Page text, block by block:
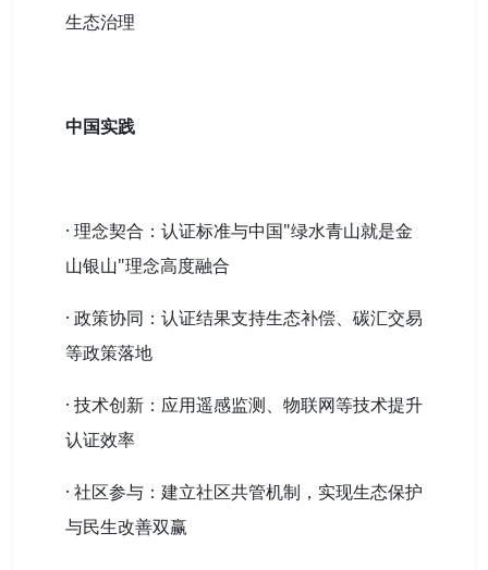
生态治理
中国实践
· 理念契合：认证标准与中国"绿水青山就是金
山银山"理念高度融合
· 政策协同：认证结果支持生态补偿、碳汇交易
等政策落地
· 技术创新：应用遥感监测、物联网等技术提升
认证效率
· 社区参与：建立社区共管机制，实现生态保护
与民生改善双赢